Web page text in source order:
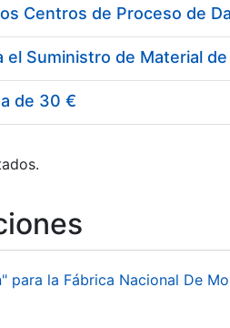
de 30 €
la Fábrica Nacional De